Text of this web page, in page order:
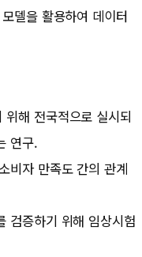
델을 활용하여 데이터
해 전국적으로 실시되
연구.
비자 만족도 간의 관계
검증하기 위해 임상시험